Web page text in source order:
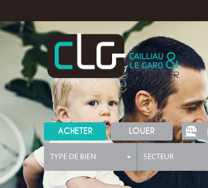
ACHETER LOUER
TYPE DE BIEN SECTEUR